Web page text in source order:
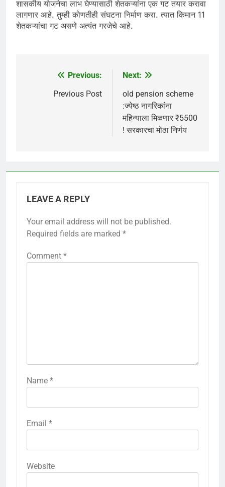
शासकीय योजनेचा लाभ घेण्यासाठी शेतकऱ्यांना एक गट तयार करावा
लागणार आहे. तुम्ही कोणतीही संघटना निर्माण करा. त्यात किमान 11
शेतकऱ्यांचा गट असणे अत्यंत गरजेचे आहे.
navigation
Previous:
Previous Post
Next:
old pension scheme
:ज्येष्ठ नागरिकांना
महिन्याला मिळणार ₹5500
! सरकारचा मोठा निर्णय
LEAVE A REPLY
Your email address will not be published.
Required fields are marked *
Comment *
Name *
Email *
Website